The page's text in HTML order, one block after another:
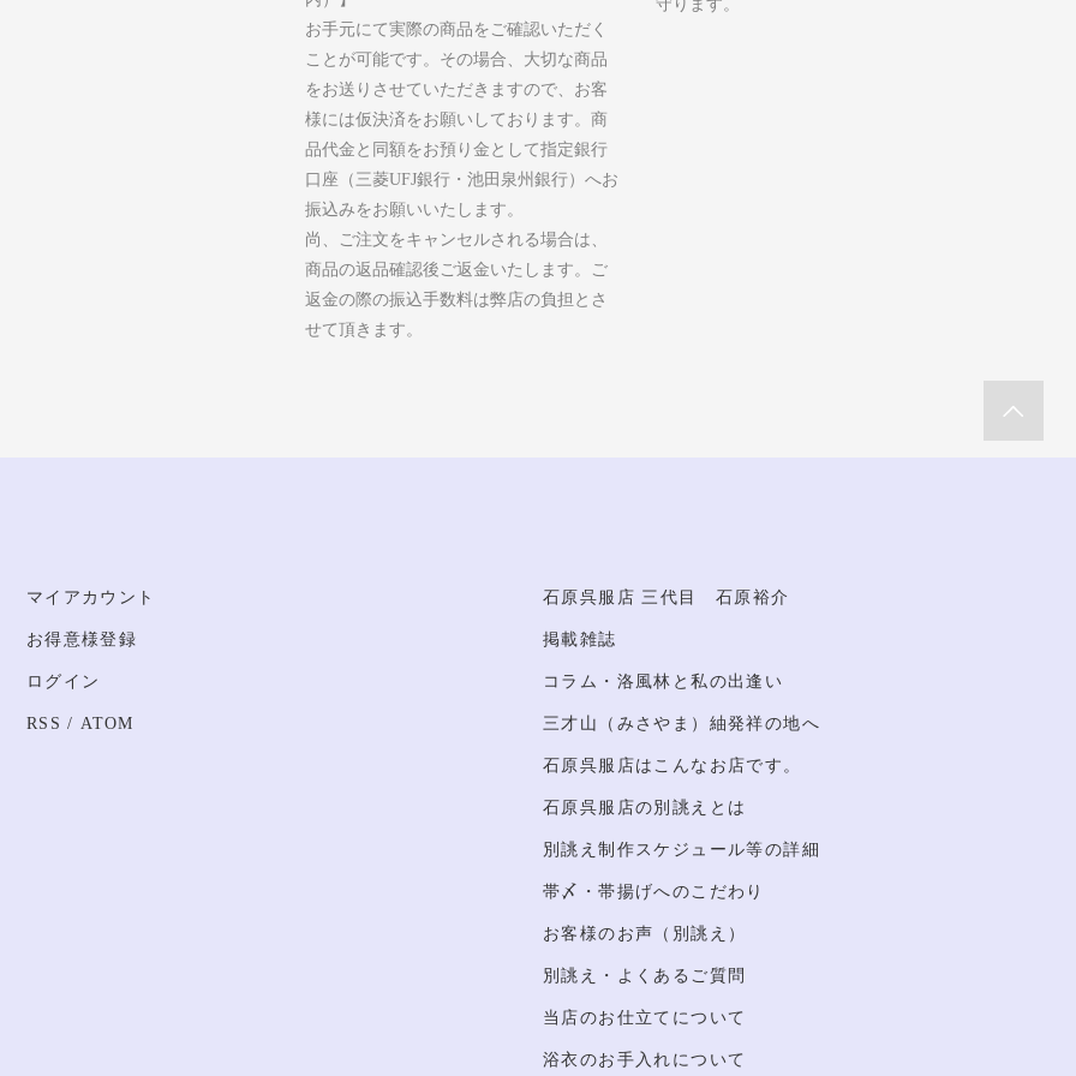
お手元にて実際の商品をご確認いただく
ことが可能です。その場合、大切な商品
をお送りさせていただきますので、お客
様には仮決済をお願いしております。商
品代金と同額をお預り金として指定銀行
口座（三菱UFJ銀行・池田泉州銀行）へお
振込みをお願いいたします。
尚、ご注文をキャンセルされる場合は、
商品の返品確認後ご返金いたします。ご
返金の際の振込手数料は弊店の負担とさ
せて頂きます。
守ります。
マイアカウント
お得意様登録
ログイン
RSS / ATOM
石原呉服店 三代目 石原裕介
掲載雑誌
コラム・洛風林と私の出逢い
三才山（みさやま）紬発祥の地へ
石原呉服店はこんなお店です。
石原呉服店の別誂えとは
別誂え制作スケジュール等の詳細
帯〆・帯揚げへのこだわり
お客様のお声（別誂え）
別誂え・よくあるご質問
当店のお仕立てについて
浴衣のお手入れについて